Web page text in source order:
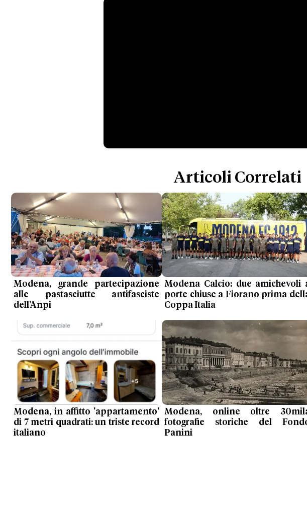
Articoli Correlati
Modena, grande partecipazione
alle pastasciutte antifasciste
dell’Anpi
Modena Calcio: due amichevoli
porte chiuse a Fiorano prima
Coppa Italia
Modena, in affitto 'appartamento'
di 7 metri quadrati: un triste record
italiano
Modena, online oltre
fotografie storiche del
Panini